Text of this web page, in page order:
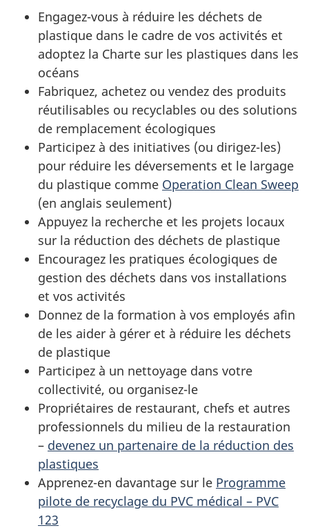
Engagez-vous à réduire les déchets de
plastique dans le cadre de vos activités et
adoptez la Charte sur les plastiques dans les
océans
Fabriquez, achetez ou vendez des produits
réutilisables ou recyclables ou des solutions
de remplacement écologiques
Participez à des initiatives (ou dirigez-les)
pour réduire les déversements et le largage
du plastique comme Operation Clean Sweep
(en anglais seulement)
Appuyez la recherche et les projets locaux
sur la réduction des déchets de plastique
Encouragez les pratiques écologiques de
gestion des déchets dans vos installations
et vos activités
Donnez de la formation à vos employés afin
de les aider à gérer et à réduire les déchets
de plastique
Participez à un nettoyage dans votre
collectivité, ou organisez-le
Propriétaires de restaurant, chefs et autres
professionnels du milieu de la restauration
– devenez un partenaire de la réduction des
plastiques
Apprenez-en davantage sur le Programme
pilote de recyclage du PVC médical – PVC
123